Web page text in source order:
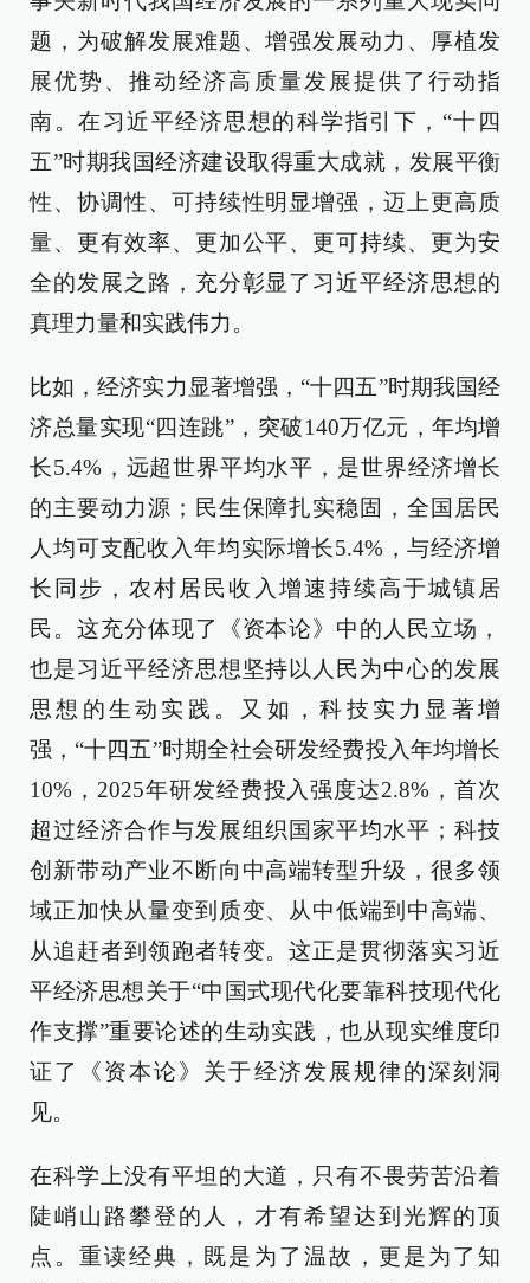
题，为破解发展难题、增强发展动力、厚植发
展优势、推动经济高质量发展提供了行动指
南。在习近平经济思想的科学指引下，“十四
五”时期我国经济建设取得重大成就，发展平衡
性、协调性、可持续性明显增强，迈上更高质
量、更有效率、更加公平、更可持续、更为安
全的发展之路，充分彰显了习近平经济思想的
真理力量和实践伟力。
比如，经济实力显著增强，“十四五”时期我国经
济总量实现“四连跳”，突破140万亿元，年均增
长5.4%，远超世界平均水平，是世界经济增长
的主要动力源；民生保障扎实稳固，全国居民
人均可支配收入年均实际增长5.4%，与经济增
长同步，农村居民收入增速持续高于城镇居
民。这充分体现了《资本论》中的人民立场，
也是习近平经济思想坚持以人民为中心的发展
思想的生动实践。又如，科技实力显著增
强，“十四五”时期全社会研发经费投入年均增长
10%，2025年研发经费投入强度达2.8%，首次
超过经济合作与发展组织国家平均水平；科技
创新带动产业不断向中高端转型升级，很多领
域正加快从量变到质变、从中低端到中高端、
从追赶者到领跑者转变。这正是贯彻落实习近
平经济思想关于“中国式现代化要靠科技现代化
作支撑”重要论述的生动实践，也从现实维度印
证了《资本论》关于经济发展规律的深刻洞
见。
在科学上没有平坦的大道，只有不畏劳苦沿着
陡峭山路攀登的人，才有希望达到光辉的顶
点。重读经典，既是为了温故，更是为了知